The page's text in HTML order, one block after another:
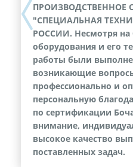
ПРОИЗВОДСТВЕННОЕ
"СПЕЦИАЛЬНАЯ
РОССИИ. Несмотря
оборудования и его
работы были
возникающие
профессионально и
персональную
по сертификации
внимание,
высокое качество
поставленных задач.